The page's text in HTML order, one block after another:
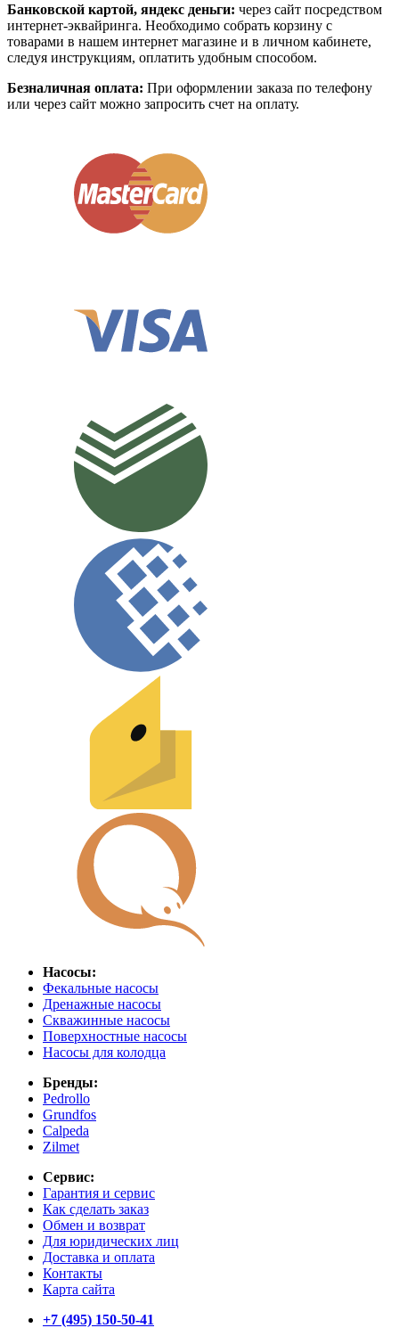
Банковской картой, яндекс деньги: через сайт посредством
интернет-эквайринга. Необходимо собрать корзину с
товарами в нашем интернет магазине и в личном кабинете,
следуя инструкциям, оплатить удобным способом.
Безналичная оплата: При оформлении заказа по телефону
или через сайт можно запросить счет на оплату.
Насосы:
Фекальные насосы
Дренажные насосы
Скважинные насосы
Поверхностные насосы
Насосы для колодца
Бренды:
Pedrollo
Grundfos
Calpeda
Zilmet
Сервис:
Гарантия и сервис
Как сделать заказ
Обмен и возврат
Для юридических лиц
Доставка и оплата
Контакты
Карта сайта
+7 (495) 150-50-41